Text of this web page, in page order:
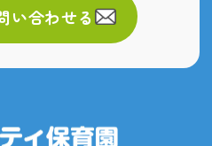
い合わせる